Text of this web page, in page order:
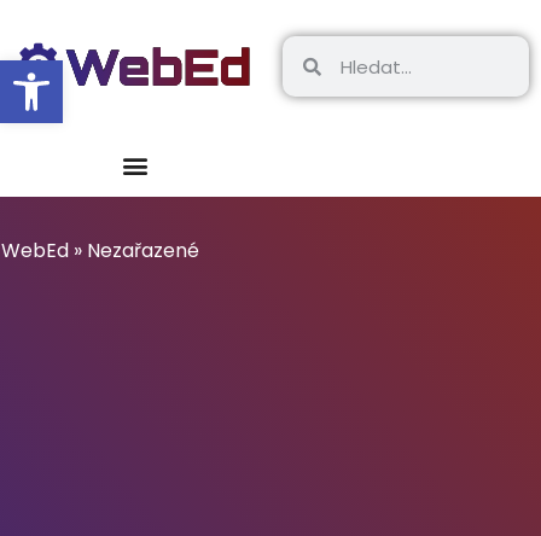
Open toolbar
WebEd » Nezařazené